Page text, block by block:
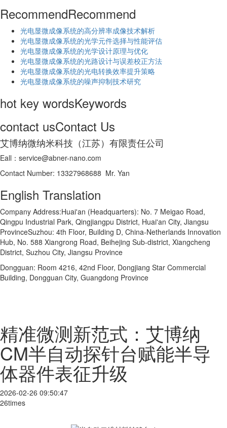
RecommendRecommend
光电显微成像系统的高分辨率成像技术解析
​光电显微成像系统的光学元件选择与性能评估
光电显微成像系统的光学设计原理与优化
光电显微成像系统的光路设计与误差校正方法
光电显微成像系统的光电转换效率提升策略
光电显微成像系统的噪声抑制技术研究
hot key wordsKeywords
contact usContact Us
艾博纳微纳米科技（江苏）有限责任公司
Eall：service@abner-nano.com
Contact Number: 13327968688 Mr. Yan
English Translation
Company Address:Huai'an (Headquarters): No. 7 Meigao Road,
Qingpu Industrial Park, Qingjiangpu District, Huai'an City, Jiangsu
ProvinceSuzhou: 4th Floor, Building D, China-Netherlands Innovation
Hub, No. 588 Xiangrong Road, Beihejing Sub-district, Xiangcheng
District, Suzhou City, Jiangsu Province
Dongguan: Room 4216, 42nd Floor, Dongjiang Star Commercial
Building, Dongguan City, Guangdong Province
精准微测新范式：艾博纳
CM半自动探针台赋能半导
体器件表征升级
2026-02-26 09:50:47
26times